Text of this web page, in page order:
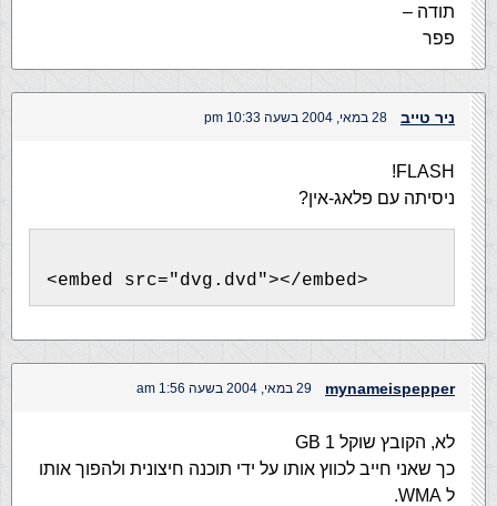
תודה –
פפר
ניר טייב 28 במאי, 2004 בשעה 10:33 pm
FLASH!
ניסיתה עם פלאג-אין?
<embed src="dvg.dvd"></embed>
mynameispepper 29 במאי, 2004 בשעה 1:56 am
לא, הקובץ שוקל 1 GB
כך שאני חייב לכווץ אותו על ידי תוכנה חיצונית ולהפוך אותו
ל WMA.